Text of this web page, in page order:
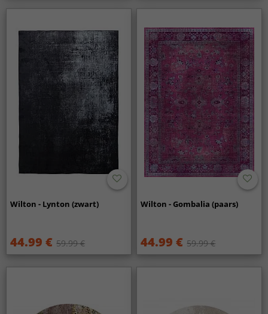
Wilton - Lynton (zwart)
44.99 € 59.99 €
Wilton - Gombalia (paars)
44.99 € 59.99 €